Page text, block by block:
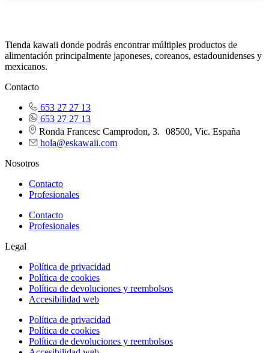
Tienda kawaii donde podrás encontrar múltiples productos de
alimentación principalmente japoneses, coreanos, estadounidenses y
mexicanos.
Contacto
653 27 27 13
653 27 27 13
Ronda Francesc Camprodon, 3. 08500, Vic. España
hola@eskawaii.com
Nosotros
Contacto
Profesionales
Contacto
Profesionales
Legal
Política de privacidad
Política de cookies
Política de devoluciones y reembolsos
Accesibilidad web
Política de privacidad
Política de cookies
Política de devoluciones y reembolsos